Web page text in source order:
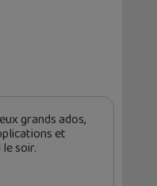
grands ados,
et
soir.